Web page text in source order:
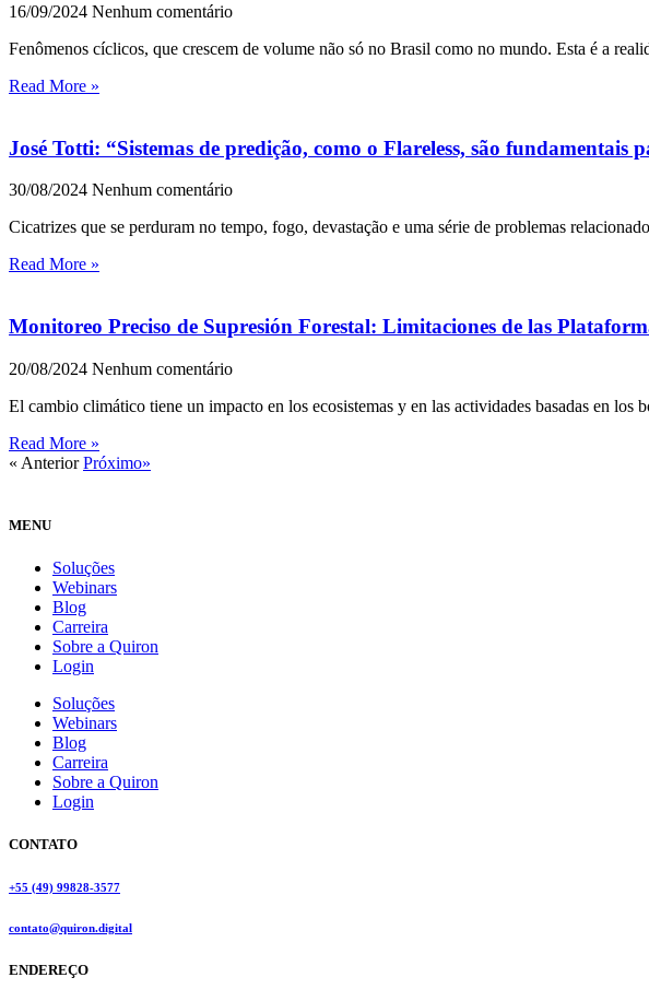
16/09/2024 Nenhum comentário
Fenômenos cíclicos, que crescem de volume não só no Brasil como no mundo. Esta é a
Read More »
José Totti: “Sistemas de predição, como o Flareless, são fundamentais
30/08/2024 Nenhum comentário
Cicatrizes que se perduram no tempo, fogo, devastação e uma série de problemas
Read More »
Monitoreo Preciso de Supresión Forestal: Limitaciones de las
20/08/2024 Nenhum comentário
El cambio climático tiene un impacto en los ecosistemas y en las actividades basadas en los
Read More »
« Anterior Próximo»
MENU
Soluções
Webinars
Blog
Carreira
Sobre a Quiron
Login
Soluções
Webinars
Blog
Carreira
Sobre a Quiron
Login
CONTATO
+55 (49) 99828-3577
contato@quiron.digital
ENDEREÇO